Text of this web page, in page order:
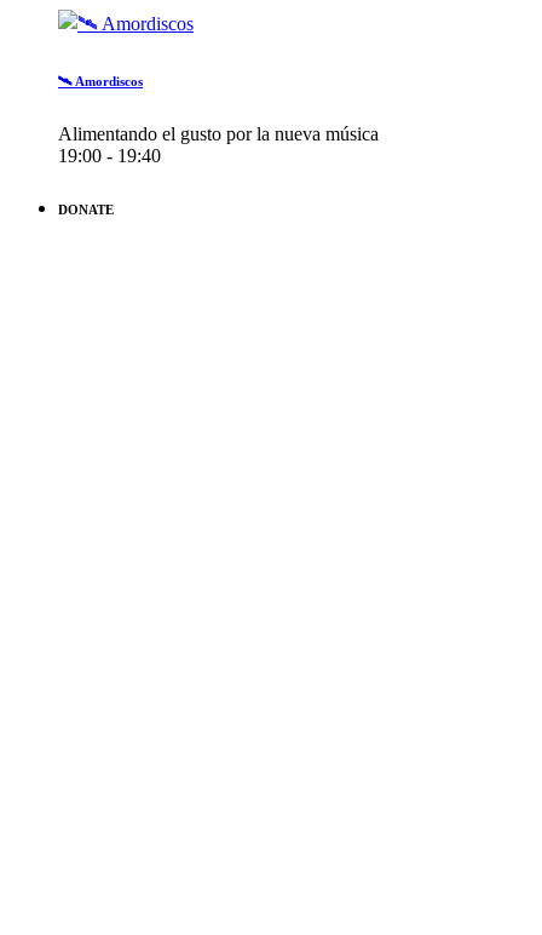
🛰️ Amordiscos
Alimentando el gusto por la nueva música
19:00 - 19:40
DONATE